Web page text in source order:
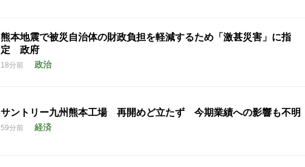
熊本地震で被災自治体の財政負担を軽減するため「激甚災害」に指
定 政府
18分前 政治
サントリー九州熊本工場 再開めど立たず 今期業績への影響も不明
59分前 経済